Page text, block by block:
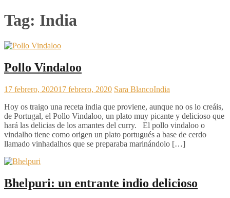
Tag: India
Pollo Vindaloo
17 febrero, 202017 febrero, 2020 Sara BlancoIndia
Hoy os traigo una receta india que proviene, aunque no os lo creáis,
de Portugal, el Pollo Vindaloo, un plato muy picante y delicioso que
hará las delicias de los amantes del curry. El pollo vindaloo o
vindalho tiene como origen un plato portugués a base de cerdo
llamado vinhadalhos que se preparaba marinándolo […]
Bhelpuri: un entrante indio delicioso